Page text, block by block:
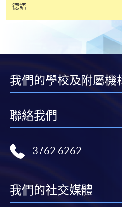
除本學院網頁所列明的學費
外收費，詳情請聯絡有關學
學費及學額不得轉讓他人。
其他課程，惟學院對特殊情
學院對郵遞失誤而遺失的支
人資料，概不負責。
上足夠郵資的回郵信封、連
每張收據申請費用為港幣30
德語
我們的學校及附屬機
聯絡我們
3762 6262
我們的社交媒體